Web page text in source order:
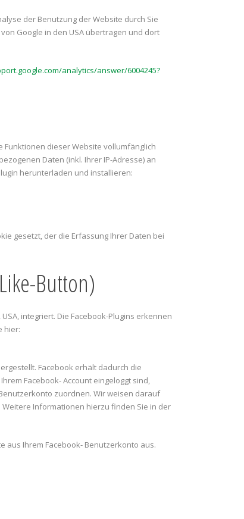
der Benutzung der Website durch Sie
Google in den USA übertragen und dort
analytics/answer/6004245?
Funktionen dieser Website vollumfänglich
Daten (inkl. Ihrer IP-Adresse) an
herunterladen und installieren:
gesetzt, der die Erfassung Ihrer Daten bei
Button)
integriert. Die Facebook-Plugins erkennen
hier:
Facebook erhält dadurch die
Facebook- Account eingeloggt sind,
zuordnen. Wir weisen darauf
Informationen hierzu finden Sie in der
aus Ihrem Facebook- Benutzerkonto aus.